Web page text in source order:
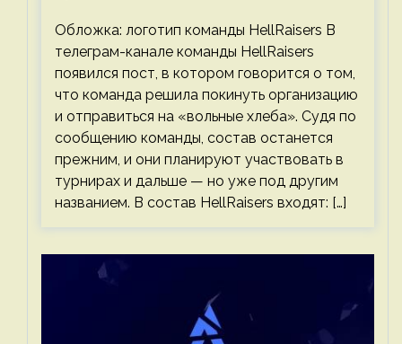
Обложка: логотип команды HellRaisers В
телеграм-канале команды HellRaisers
появился пост, в котором говорится о том,
что команда решила покинуть организацию
и отправиться на «вольные хлеба». Судя по
сообщению команды, состав останется
прежним, и они планируют участвовать в
турнирах и дальше — но уже под другим
названием. В состав HellRaisers входят: […]